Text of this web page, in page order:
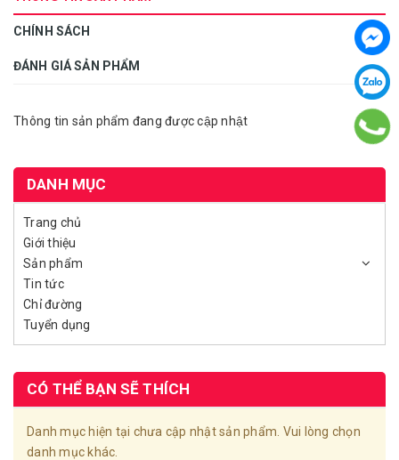
CHÍNH SÁCH
ĐÁNH GIÁ SẢN PHẨM
Thông tin sản phẩm đang được cập nhật
DANH MỤC
Trang chủ
Giới thiệu
Sản phẩm
Tin tức
Chỉ đường
Tuyển dụng
CÓ THỂ BẠN SẼ THÍCH
Danh mục hiện tại chưa cập nhật sản phẩm. Vui lòng chọn
danh mục khác.